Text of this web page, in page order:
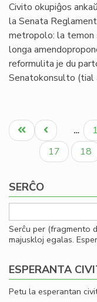
Civito okupiĝos
la Senata
metropolo: la temon
longa
reformulita je du
Senatokonsulto (tial
Pagination
Unua
paĝo
Antaŭa
paĝo
…
Paĝo
17 18
SERĈO
Serĉu per (fragmento
majuskloj egalas.
ESPERANTA
Petu la esperantan